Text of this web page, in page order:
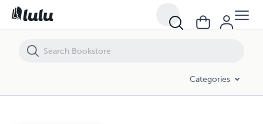
Categories
Poesie d'arte e d'amicizia